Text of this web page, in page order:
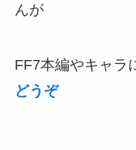
んが
FF7本編やキャ
どうぞ